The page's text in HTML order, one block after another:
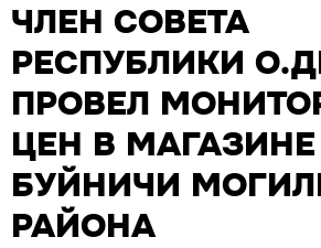
ЧЛЕН СОВЕТА
РЕСПУБЛИКИ
ПРОВЕЛ
ЦЕН В МАГАЗИНЕ
БУЙНИЧИ
РАЙОНА